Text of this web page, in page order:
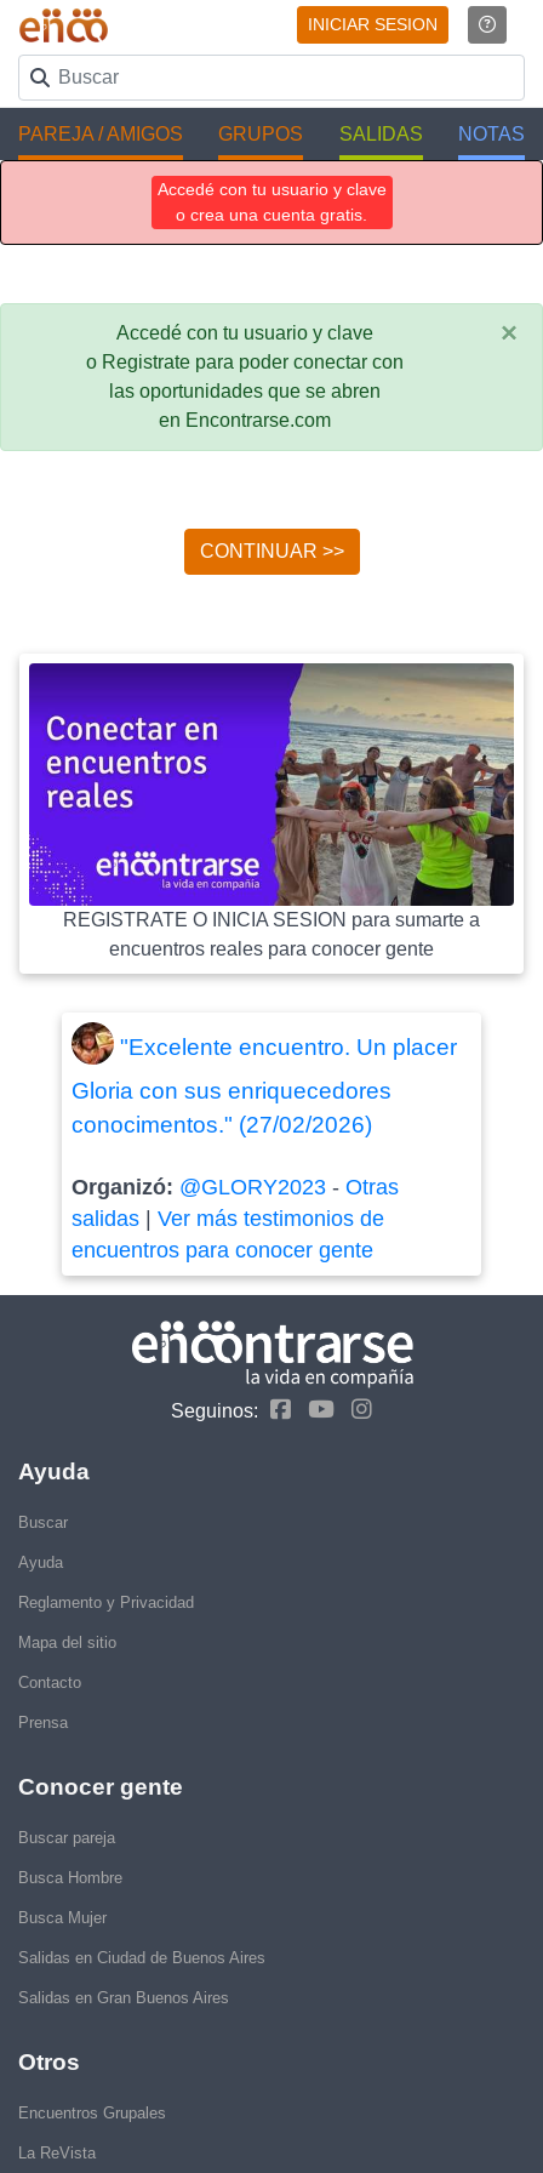
INICIAR SESION
PAREJA / AMIGOS GRUPOS SALIDAS NOTAS
Accedé con tu usuario y clave
o crea una cuenta gratis.
Accedé con tu usuario y clave
o Registrate para poder conectar con
las oportunidades que se abren
en Encontrarse.com
×
CONTINUAR >>
REGISTRATE O INICIA SESION para sumarte a
encuentros reales para conocer gente
"Excelente encuentro. Un placer
Gloria con sus enriquecedores
conocimentos." (27/02/2026)
Organizó: @GLORY2023- Otras
salidas| Ver más testimonios de
encuentros para conocer gente
Seguinos:
Ayuda
Buscar
Ayuda
Reglamento y Privacidad
Mapa del sitio
Contacto
Prensa
Conocer gente
Buscar pareja
Busca Hombre
Busca Mujer
Salidas en Ciudad de Buenos Aires
Salidas en Gran Buenos Aires
Otros
Encuentros Grupales
La ReVista